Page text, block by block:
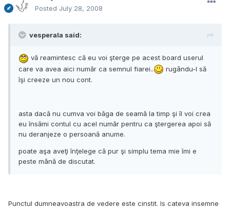
Posted July 28, 2008
vesperala said:
vă reamintesc că eu voi şterge pe acest board userul
care va avea aici număr ca semnul fiarei..
rugându-l să
îşi creeze un nou cont.
asta dacă nu cumva voi băga de seamă la timp şi îl voi crea
eu însămi contul cu acel număr pentru ca ştergerea apoi să
nu deranjeze o persoană anume.
poate aşa aveţi înţelege că pur şi simplu tema mie îmi e
peste mână de discutat.
Punctul dumneavoastra de vedere este cinstit. Is cateva insemne